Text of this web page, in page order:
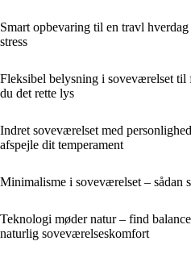
Smart opbevaring til en travl
stress
Fleksibel belysning i soveværelset til
du det rette lys
Indret soveværelset med
afspejle dit temperament
Minimalisme i soveværelset – sådan
Teknologi møder natur – find
naturlig soveværelseskomfort